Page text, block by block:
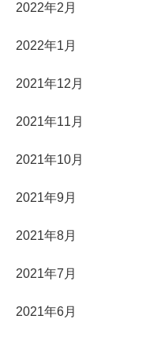
2022年2月
2022年1月
2021年12月
2021年11月
2021年10月
2021年9月
2021年8月
2021年7月
2021年6月